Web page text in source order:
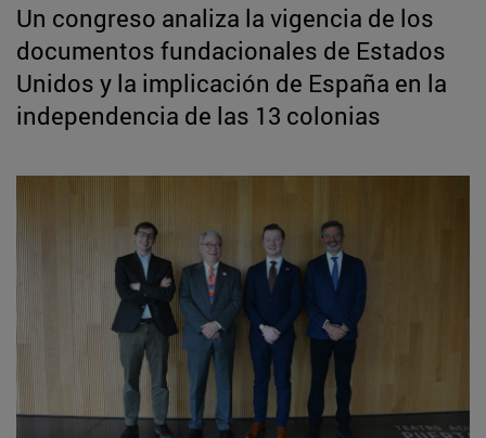
Un congreso analiza la vigencia de los
documentos fundacionales de Estados
Unidos y la implicación de España en la
independencia de las 13 colonias